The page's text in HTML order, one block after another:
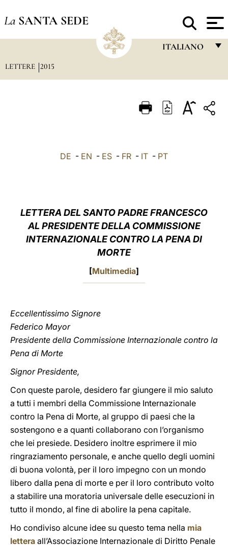
La SANTA SEDE
ITALIANO
ITALIANO
中文
LATINE
LETTERE 2015
DE - EN - ES - FR - IT - PT
LETTERA DEL SANTO PADRE FRANCESCO
AL PRESIDENTE DELLA COMMISSIONE
INTERNAZIONALE CONTRO LA PENA DI
MORTE
[Multimedia]
Eccellentissimo Signore
Federico Mayor
Presidente della Commissione Internazionale contro la
Pena di Morte
Signor Presidente,
Con queste parole, desidero far giungere il mio saluto
a tutti i membri della Commissione Internazionale
contro la Pena di Morte, al gruppo di paesi che la
sostengono e a quanti collaborano con l’organismo
che lei presiede. Desidero inoltre esprimere il mio
ringraziamento personale, e anche quello degli uomini
di buona volontà, per il loro impegno con un mondo
libero dalla pena di morte e per il loro contributo volto
a stabilire una moratoria universale delle esecuzioni in
tutto il mondo, al fine di abolire la pena capitale.
Ho condiviso alcune idee su questo tema nella mia
lettera all’Associazione Internazionale di Diritto Penale